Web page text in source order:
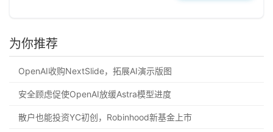
为你推荐
OpenAI收购NextSlide，拓展AI演示版图
安全顾虑促使OpenAI放缓Astra模型进度
散户也能投资YC初创，Robinhood新基金上市